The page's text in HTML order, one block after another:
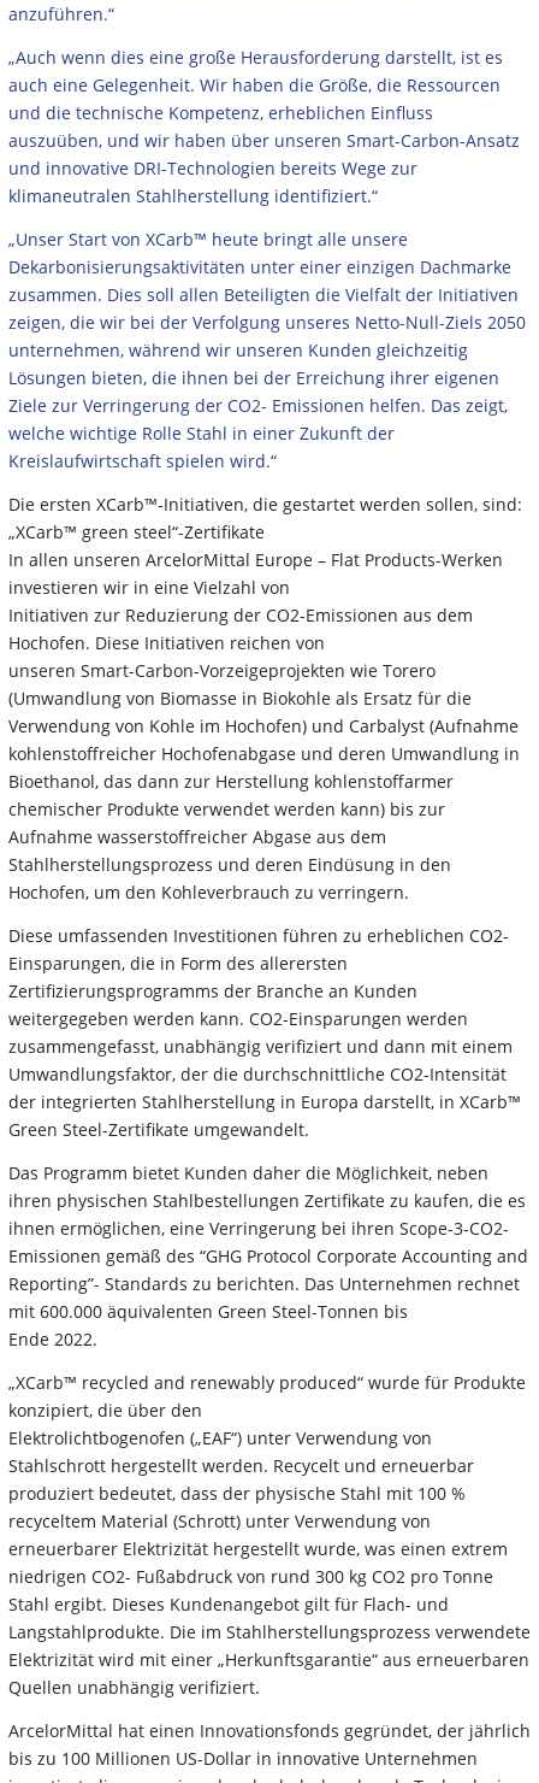
anzuführen.“
„Auch wenn dies eine große Herausforderung darstellt, ist es
auch eine Gelegenheit. Wir haben die Größe, die Ressourcen
und die technische Kompetenz, erheblichen Einfluss
auszuüben, und wir haben über unseren Smart-Carbon-Ansatz
und innovative DRI-Technologien bereits Wege zur
klimaneutralen Stahlherstellung identifiziert.“
„Unser Start von XCarb™ heute bringt alle unsere
Dekarbonisierungsaktivitäten unter einer einzigen Dachmarke
zusammen. Dies soll allen Beteiligten die Vielfalt der Initiativen
zeigen, die wir bei der Verfolgung unseres Netto-Null-Ziels 2050
unternehmen, während wir unseren Kunden gleichzeitig
Lösungen bieten, die ihnen bei der Erreichung ihrer eigenen
Ziele zur Verringerung der CO2- Emissionen helfen. Das zeigt,
welche wichtige Rolle Stahl in einer Zukunft der
Kreislaufwirtschaft spielen wird.“
Die ersten XCarb™-Initiativen, die gestartet werden sollen, sind:
„XCarb™ green steel“-Zertifikate
In allen unseren ArcelorMittal Europe – Flat Products-Werken
investieren wir in eine Vielzahl von
Initiativen zur Reduzierung der CO2-Emissionen aus dem
Hochofen. Diese Initiativen reichen von
unseren Smart-Carbon-Vorzeigeprojekten wie Torero
(Umwandlung von Biomasse in Biokohle als Ersatz für die
Verwendung von Kohle im Hochofen) und Carbalyst (Aufnahme
kohlenstoffreicher Hochofenabgase und deren Umwandlung in
Bioethanol, das dann zur Herstellung kohlenstoffarmer
chemischer Produkte verwendet werden kann) bis zur
Aufnahme wasserstoffreicher Abgase aus dem
Stahlherstellungsprozess und deren Eindüsung in den
Hochofen, um den Kohleverbrauch zu verringern.
Diese umfassenden Investitionen führen zu erheblichen CO2-
Einsparungen, die in Form des allerersten
Zertifizierungsprogramms der Branche an Kunden
weitergegeben werden kann. CO2-Einsparungen werden
zusammengefasst, unabhängig verifiziert und dann mit einem
Umwandlungsfaktor, der die durchschnittliche CO2-Intensität
der integrierten Stahlherstellung in Europa darstellt, in XCarb™
Green Steel-Zertifikate umgewandelt.
Das Programm bietet Kunden daher die Möglichkeit, neben
ihren physischen Stahlbestellungen Zertifikate zu kaufen, die es
ihnen ermöglichen, eine Verringerung bei ihren Scope-3-CO2-
Emissionen gemäß des “GHG Protocol Corporate Accounting and
Reporting”- Standards zu berichten. Das Unternehmen rechnet
mit 600.000 äquivalenten Green Steel-Tonnen bis
Ende 2022.
„XCarb™ recycled and renewably produced“ wurde für Produkte
konzipiert, die über den
Elektrolichtbogenofen („EAF“) unter Verwendung von
Stahlschrott hergestellt werden. Recycelt und erneuerbar
produziert bedeutet, dass der physische Stahl mit 100 %
recyceltem Material (Schrott) unter Verwendung von
erneuerbarer Elektrizität hergestellt wurde, was einen extrem
niedrigen CO2- Fußabdruck von rund 300 kg CO2 pro Tonne
Stahl ergibt. Dieses Kundenangebot gilt für Flach- und
Langstahlprodukte. Die im Stahlherstellungsprozess verwendete
Elektrizität wird mit einer „Herkunftsgarantie“ aus erneuerbaren
Quellen unabhängig verifiziert.
ArcelorMittal hat einen Innovationsfonds gegründet, der jährlich
bis zu 100 Millionen US-Dollar in innovative Unternehmen